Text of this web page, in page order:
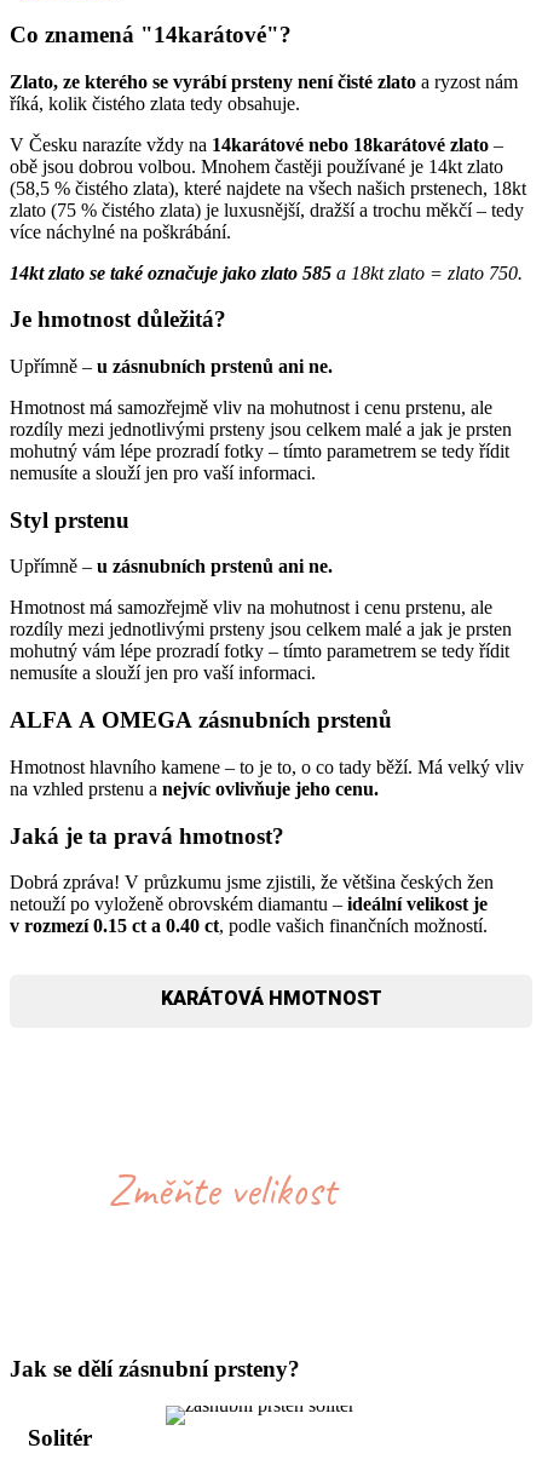
Co znamená "14karátové"?
Zlato, ze kterého se vyrábí prsteny není čisté zlato a ryzost nám
říká, kolik čistého zlata tedy obsahuje.
V Česku narazíte vždy na 14karátové nebo 18karátové zlato –
obě jsou dobrou volbou. Mnohem častěji používané je 14kt zlato
(58,5 % čistého zlata), které najdete na všech našich prstenech, 18kt
zlato (75 % čistého zlata) je luxusnější, dražší a trochu měkčí – tedy
více náchylné na poškrábání.
14kt zlato se také označuje jako zlato 585 a 18kt zlato = zlato 750.
Je hmotnost důležitá?
Upřímně – u zásnubních prstenů ani ne.
Hmotnost má samozřejmě vliv na mohutnost i cenu prstenu, ale
rozdíly mezi jednotlivými prsteny jsou celkem malé a jak je prsten
mohutný vám lépe prozradí fotky – tímto parametrem se tedy řídit
nemusíte a slouží jen pro vaší informaci.
Styl prstenu
Upřímně – u zásnubních prstenů ani ne.
Hmotnost má samozřejmě vliv na mohutnost i cenu prstenu, ale
rozdíly mezi jednotlivými prsteny jsou celkem malé a jak je prsten
mohutný vám lépe prozradí fotky – tímto parametrem se tedy řídit
nemusíte a slouží jen pro vaší informaci.
ALFA A OMEGA zásnubních prstenů
Hmotnost hlavního kamene – to je to, o co tady běží. Má velký vliv
na vzhled prstenu a nejvíc ovlivňuje jeho cenu.
Jaká je ta pravá hmotnost?
Dobrá zpráva! V průzkumu jsme zjistili, že většina českých žen
netouží po vyloženě obrovském diamantu – ideální velikost je
v rozmezí 0.15 ct a 0.40 ct, podle vašich finančních možností.
KARÁTOVÁ HMOTNOST
Jak se dělí zásnubní prsteny?
Solitér